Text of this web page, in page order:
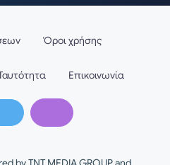
Όροι χρήσης
Επικοινωνία